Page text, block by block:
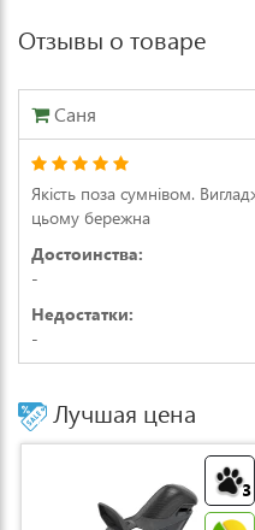
Отзывы о товаре
Саня
Якість поза сумнівом.
цьому бережна
Достоинства:
-
Недостатки:
-
Лучшая цена
3